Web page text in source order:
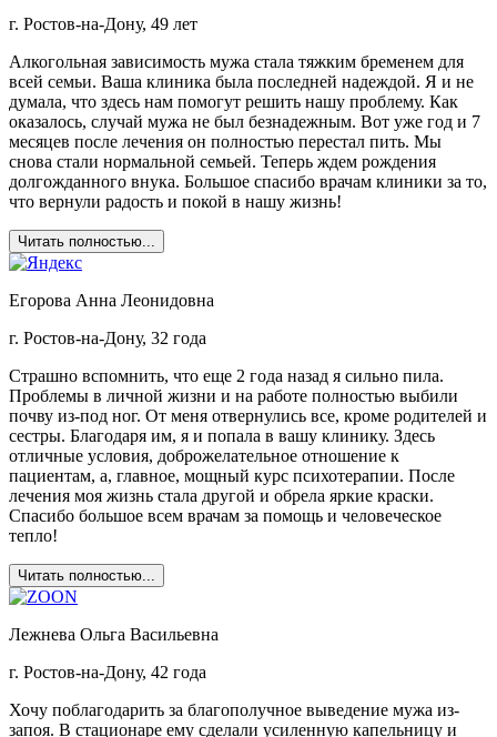
г. Ростов-на-Дону, 49 лет
Алкогольная зависимость мужа стала тяжким бременем для
всей семьи. Ваша клиника была последней надеждой. Я и не
думала, что здесь нам помогут решить нашу проблему. Как
оказалось, случай мужа не был безнадежным. Вот уже год и 7
месяцев после лечения он полностью перестал пить. Мы
снова стали нормальной семьей. Теперь ждем рождения
долгожданного внука. Большое спасибо врачам клиники за то,
что вернули радость и покой в нашу жизнь!
Читать полностью...
Егорова Анна Леонидовна
г. Ростов-на-Дону, 32 года
Страшно вспомнить, что еще 2 года назад я сильно пила.
Проблемы в личной жизни и на работе полностью выбили
почву из-под ног. От меня отвернулись все, кроме родителей и
сестры. Благодаря им, я и попала в вашу клинику. Здесь
отличные условия, доброжелательное отношение к
пациентам, а, главное, мощный курс психотерапии. После
лечения моя жизнь стала другой и обрела яркие краски.
Спасибо большое всем врачам за помощь и человеческое
тепло!
Читать полностью...
Лежнева Ольга Васильевна
г. Ростов-на-Дону, 42 года
Хочу поблагодарить за благополучное выведение мужа из-
запоя. В стационаре ему сделали усиленную капельницу и